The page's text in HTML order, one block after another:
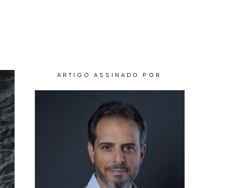
ARTIGO ASSINADO POR